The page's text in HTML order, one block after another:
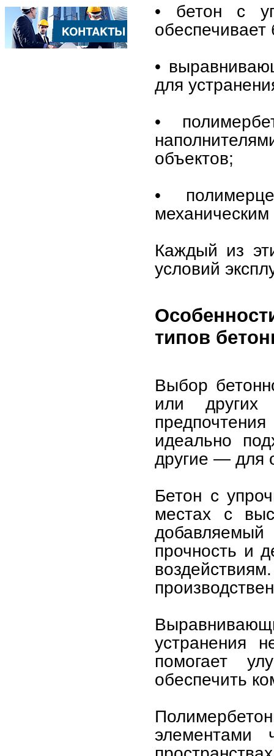
• бетон с
обеспечивает
•
для
•
объектов;
•
Каждый из
условий
типов
Выбор
или других
идеально
другие — для
Бетон с
местах с
прочность и
устранения
помогает
обеспечить
элементами